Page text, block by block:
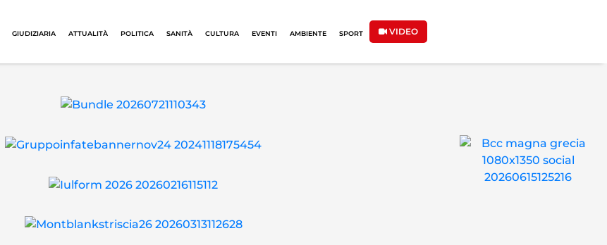
GIUDIZIARIA ATTUALITÀ POLITICA SANITÀ CULTURA EVENTI AMBIENTE SPORT VIDEO